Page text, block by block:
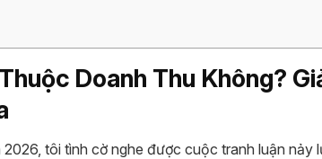
Doanh Thu Không?
tôi tình cờ nghe được cuộc tranh luận nảy